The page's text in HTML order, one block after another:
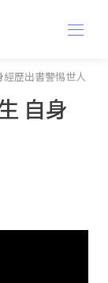
歷出書警惕世人
自身